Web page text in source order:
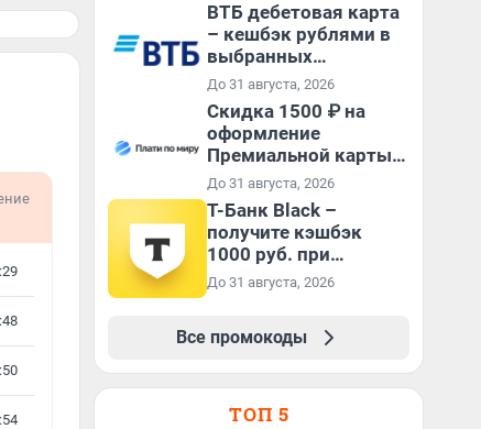
ВТБ дебетовая карта
– кешбэк рублями в
выбранных
категориях, до 3000 ₽
ежемесячно!
До 31 августа, 2026
Скидка 1500 ₽ на
оформление
Премиальной карты +
кешбэк 5 $ после
оформления карты
До 31 августа, 2026
Т-Банк Black –
получите кэшбэк
1000 руб. при
покупках от 3000
До 31 августа, 2026
Все промокоды
ТОП 5